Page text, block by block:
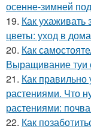
осенне-зимней
19. Как
цветы: уход в
20. Как
Выращивание туи
21. Как
растениями. Что
растениями:
22. Как